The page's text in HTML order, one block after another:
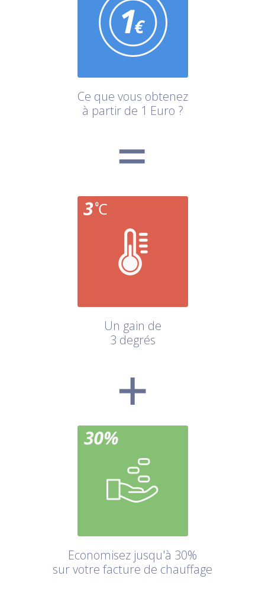
Ce que vous obtenez
à partir de 1 Euro ?
Un gain de
3 degrés
Economisez jusqu'à 30%
sur votre facture de chauffage